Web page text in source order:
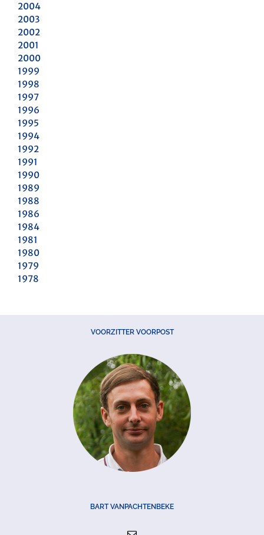
2004
2003
2002
2001
2000
1999
1998
1997
1996
1995
1994
1992
1991
1990
1989
1988
1986
1984
1981
1980
1979
1978
VOORZITTER VOORPOST
BART VANPACHTENBEKE